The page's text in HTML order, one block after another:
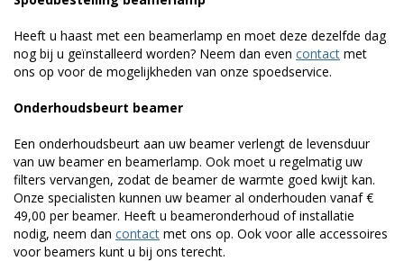
Heeft u haast met een beamerlamp en moet deze dezelfde dag
nog bij u geïnstalleerd worden? Neem dan even contact met
ons op voor de mogelijkheden van onze spoedservice.
Onderhoudsbeurt beamer
Een onderhoudsbeurt aan uw beamer verlengt de levensduur
van uw beamer en beamerlamp. Ook moet u regelmatig uw
filters vervangen, zodat de beamer de warmte goed kwijt kan.
Onze specialisten kunnen uw beamer al onderhouden vanaf €
49,00 per beamer. Heeft u beameronderhoud of installatie
nodig, neem dan contact met ons op. Ook voor alle accessoires
voor beamers kunt u bij ons terecht.